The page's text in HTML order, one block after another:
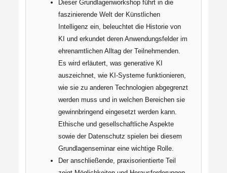
Dieser Grundlagenworkshop führt in die
faszinierende Welt der Künstlichen
Intelligenz ein, beleuchtet die Historie von
KI und erkundet deren Anwendungsfelder im
ehrenamtlichen Alltag der Teilnehmenden.
Es wird erläutert, was generative KI
auszeichnet, wie KI-Systeme funktionieren,
wie sie zu anderen Technologien abgegrenzt
werden muss und in welchen Bereichen sie
gewinnbringend eingesetzt werden kann.
Ethische und gesellschaftliche Aspekte
sowie der Datenschutz spielen bei diesem
Grundlagenseminar eine wichtige Rolle.
Der anschließende, praxisorientierte Teil